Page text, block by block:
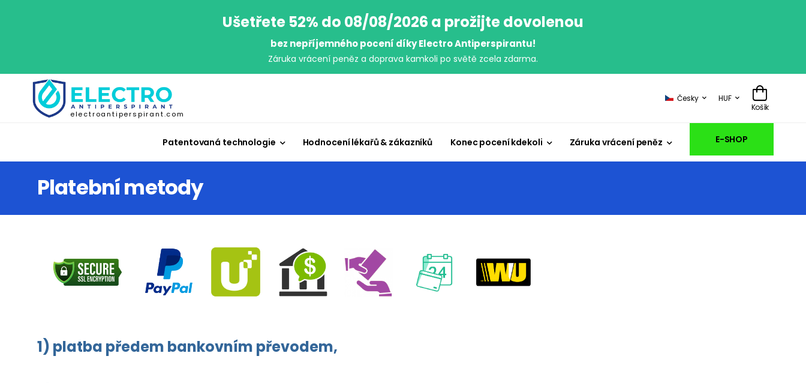
Ušetřete 52% do 08/08/2026 a prožijte dovolenou
bez nepříjemného pocení díky Electro Antiperspirantu!
Záruka vrácení peněz a doprava kamkoli po světě zcela zdarma.
electroantiperspirant.com
Česky
HUF
Košík
Patentovaná technologie Hodnocení lékařů & zákazníků Konec pocení kdekoli Záruka vrácení peněz E-SHOP
Platební metody
1) platba předem bankovním převodem,